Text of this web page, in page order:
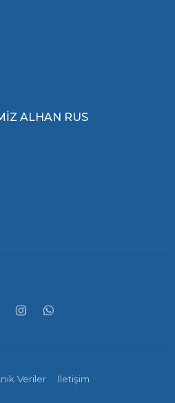
ALHAN RUS
Veriler İletişim